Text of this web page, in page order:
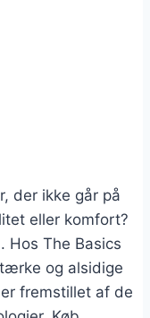
der ikke går på
eller komfort?
Hos The Basics
og alsidige
fremstillet af de